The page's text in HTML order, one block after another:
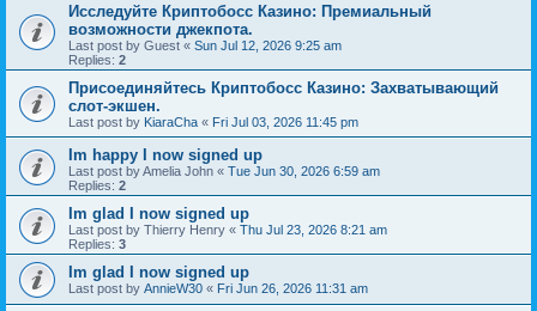
Исследуйте Криптобосс Казино: Премиальный
возможности джекпота.
Last post by Guest « Sun Jul 12, 2026 9:25 am
Replies: 2
Присоединяйтесь Криптобосс Казино: Захватывающий
слот-экшен.
Last post by KiaraCha « Fri Jul 03, 2026 11:45 pm
Im happy I now signed up
Last post byAmelia John « Tue Jun 30, 2026 6:59 am
Replies: 2
Im glad I now signed up
Last post by Thierry Henry « Thu Jul 23, 2026 8:21 am
Replies: 3
Im glad I now signed up
Last post by AnnieW30 « Fri Jun 26, 2026 11:31 am